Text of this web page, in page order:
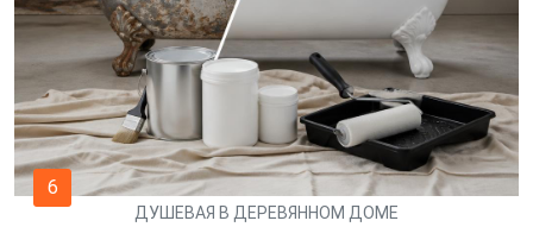
6
ДУШЕВАЯ В ДЕРЕВЯННОМ ДОМЕ